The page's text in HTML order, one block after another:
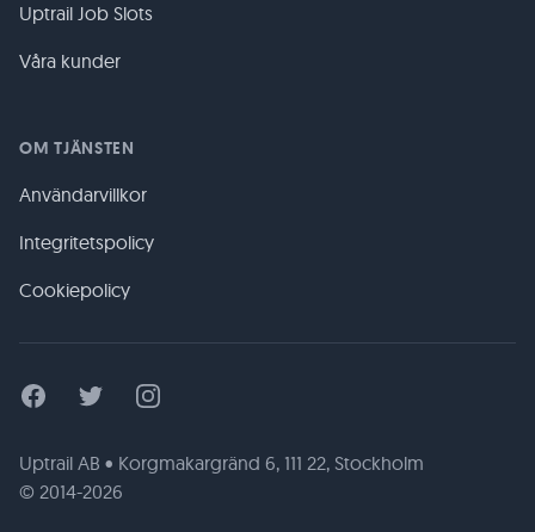
Uptrail Job Slots
Våra kunder
OM TJÄNSTEN
Användarvillkor
Integritetspolicy
Cookiepolicy
FacebookTwitter Instagram
Uptrail AB • Korgmakargränd 6, 111 22, Stockholm
© 2014-2026